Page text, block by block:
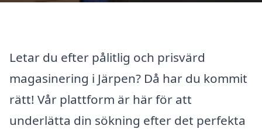
Letar du efter pålitlig och prisvärd
magasinering i Järpen? Då har du kommit
rätt! Vår plattform är här för att
underlätta din sökning efter det perfekta